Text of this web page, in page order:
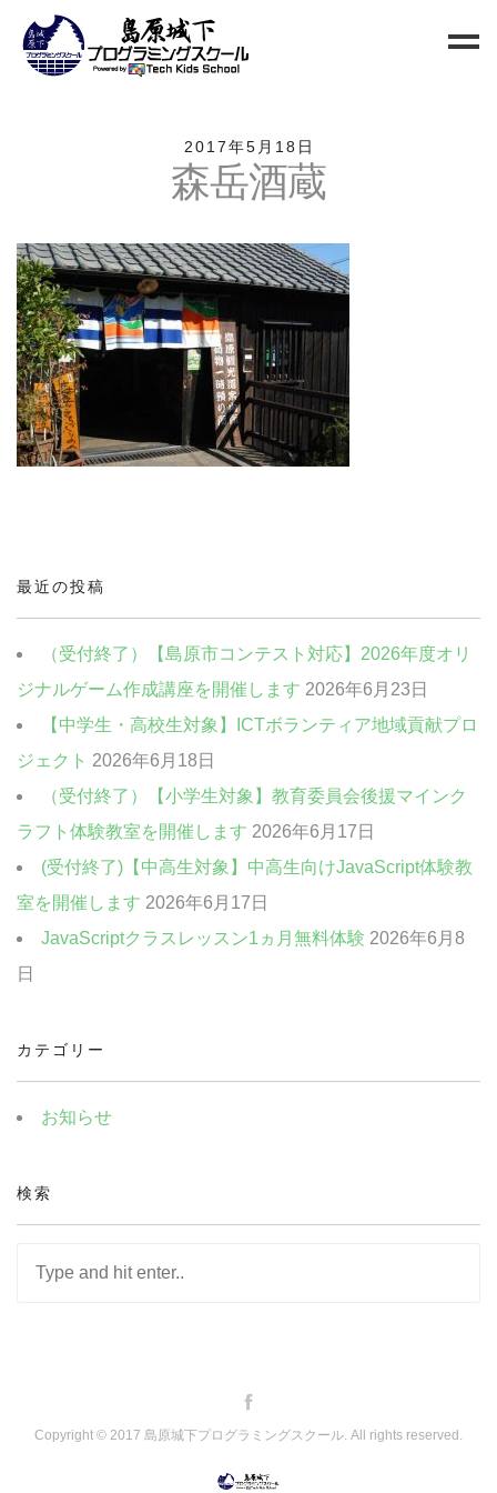
お問い合わせ
クラス
小中高校生向けクラス
QUREO初級クラス
QUREO中級クラス
電子工作部
2017年5月18日
森岳酒蔵
最近の投稿
（受付終了）【島原市コンテスト対応】2026年度オリ
ジナルゲーム作成講座を開催します 2026年6月23日
【中学生・高校生対象】ICTボランティア地域貢献プロ
ジェクト 2026年6月18日
（受付終了）【小学生対象】教育委員会後援マインク
ラフト体験教室を開催します 2026年6月17日
(受付終了)【中高生対象】中高生向けJavaScript体験教
室を開催します 2026年6月17日
JavaScriptクラスレッスン1ヵ月無料体験 2026年6月8
日
カテゴリー
お知らせ
検索
Copyright © 2017 島原城下プログラミングスクール. All rights reserved.